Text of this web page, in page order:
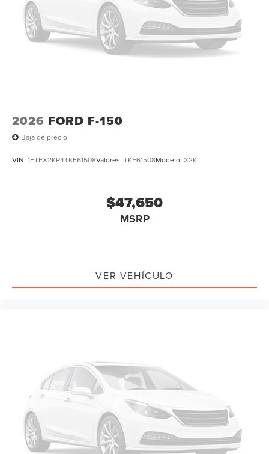
2026 FORD F-150
Baja de precio
VIN: 1FTEX2KP4TKE61508Valores: TKE61508Modelo: X2K
$47,650
MSRP
VER VEHÍCULO